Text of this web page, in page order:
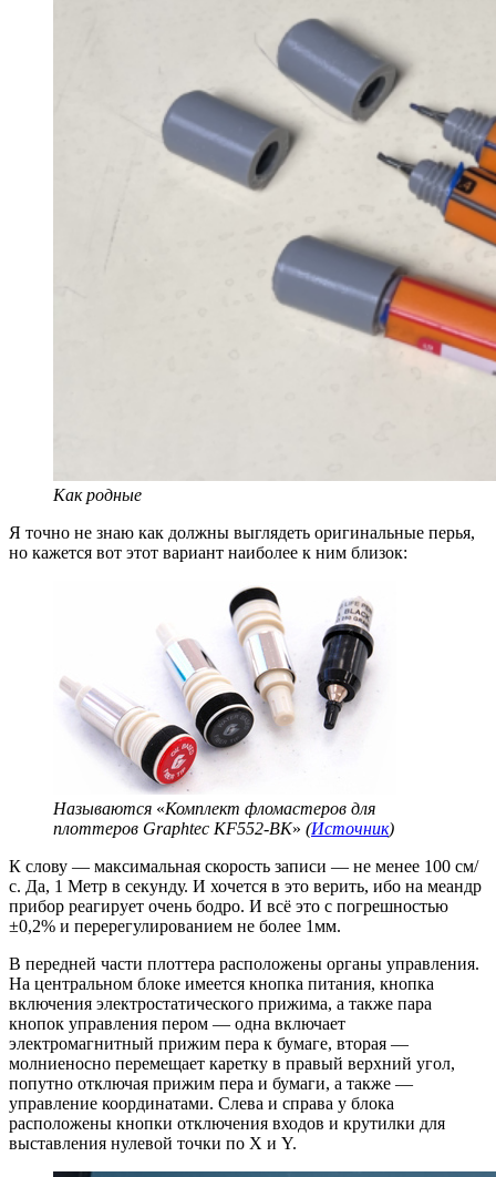
Как родные
Я точно не знаю как должны выглядеть оригинальные перья,
но кажется вот этот вариант наиболее к ним близок:
Называются «Комплект фломастеров для
плоттеров Graphtec KF552-BK» (Источник)
К слову — максимальная скорость записи — не менее 100 см/
с. Да, 1 Метр в секунду. И хочется в это верить, ибо на меандр
прибор реагирует очень бодро. И всё это с погрешностью
±0,2% и перерегулированием не более 1мм.
В передней части плоттера расположены органы управления.
На центральном блоке имеется кнопка питания, кнопка
включения электростатического прижима, а также пара
кнопок управления пером — одна включает
электромагнитный прижим пера к бумаге, вторая —
молниеносно перемещает каретку в правый верхний угол,
попутно отключая прижим пера и бумаги, а также —
управление координатами. Слева и справа у блока
расположены кнопки отключения входов и крутилки для
выставления нулевой точки по X и Y.